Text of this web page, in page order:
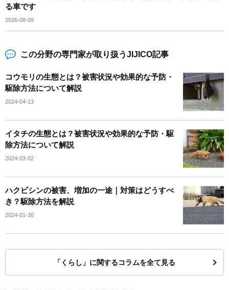
る車です
2026-08-09
この分野の専門家が取り扱うJIJICO記事
コウモリの生態とは？被害状況や効果的な予防・
駆除方法について解説
2024-04-13
イタチの生態とは？被害状況や効果的な予防・駆
除方法について解説
2024-03-02
ハクビシンの被害、増加の一途｜対策はどうすべ
き？駆除方法を解説
2024-01-30
「くらし」に関するコラムを全て見る